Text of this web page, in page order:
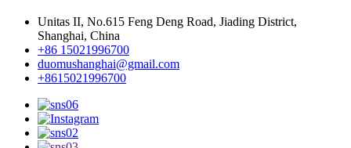
Unitas II, No.615 Feng Deng Road, Jiading District,
Shanghai, China
+86 15021996700
duomushanghai@gmail.com
+8615021996700